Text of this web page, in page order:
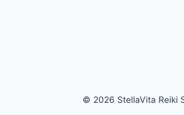
© 2026 StellaVita Reiki